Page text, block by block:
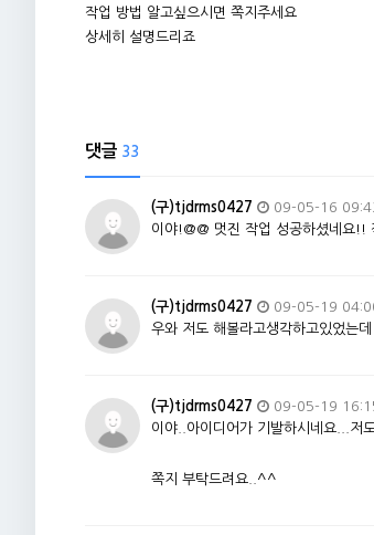
작업 방법 알고싶으시면 쪽지주세요
상세히 설명드리죠
댓글 33
(구)tjdrms0427
09-05-16
이야!@@ 멋진 작업 성공하셨네요!!
(구)tjdrms0427
09-05-19
우와 저도 해볼라고생각하고있었는
(구)tjdrms0427
09-05-19
이야..아이디어가 기발하시네요...저
쪽지 부탁드려요..^^